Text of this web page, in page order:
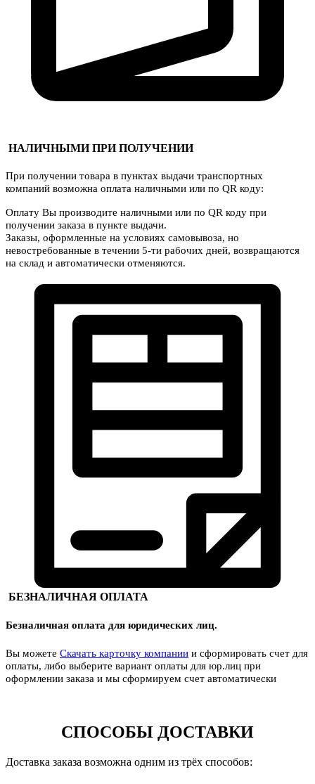
НАЛИЧНЫМИ ПРИ ПОЛУЧЕНИИ
При получении товара в пунктах выдачи транспортных
компаний возможна оплата наличными или по QR коду:
Оплату Вы производите наличными или по QR коду при
получении заказа в пункте выдачи.
Заказы, оформленные на условиях самовывоза, но
невостребованные в течении 5-ти рабочих дней, возвращаются
на склад и автоматически отменяются.
БЕЗНАЛИЧНАЯ ОПЛАТА
Безналичная оплата для юридических лиц.
Вы можете Скачать карточку компании и сформировать счет для
оплаты, либо выберите вариант оплаты для юр.лиц при
оформлении заказа и мы сформируем счет автоматически
СПОСОБЫ ДОСТАВКИ
Доставка заказа возможна одним из трёх способов: